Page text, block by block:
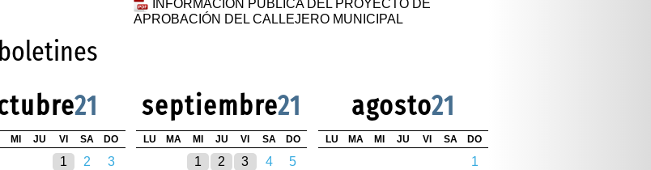
INFORMACIÓN PÚBLICA DEL PROYECTO DE
APROBACIÓN DEL CALLEJERO MUNICIPAL
boletines
21
MI JU VI SA DO
1 2
3
septiembre21
LU MA MI JU VI SA DO
1 2 3 4
5
agosto21
LU MA MI JU VI SA DO
1